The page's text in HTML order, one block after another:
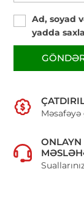
Ad, soyad
yadda saxla
ONLAYN